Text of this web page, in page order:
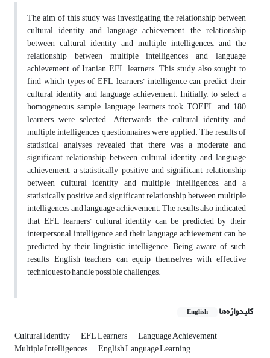
The aim of this study was investigating the relationship between
cultural identity and language achievement, the relationship
between cultural identity and multiple intelligences, and the
relationship between multiple intelligences and language
achievement of Iranian EFL learners. This study also sought to
find which types of EFL learners’ intelligence can predict their
cultural identity and language achievement. Initially, to select a
homogeneous sample, language learners took TOEFL and 180
learners were selected. Afterwards, the cultural identity and
multiple intelligences questionnaires were applied. The results of
statistical analyses revealed that there was a moderate and
significant relationship between cultural identity and language
achievement, a statistically positive and significant relationship
between cultural identity and multiple intelligences, and a
statistically positive and significant relationship between multiple
intelligences and language achievement. The results also indicated
that EFL learners’ cultural identity can be predicted by their
interpersonal intelligence and their language achievement can be
predicted by their linguistic intelligence. Being aware of such
results, English teachers can equip themselves with effective
techniques to handle possible challenges.
کلیدواژه‌ها English
Cultural Identity EFL Learners Language Achievement
Multiple Intelligences English Language Learning